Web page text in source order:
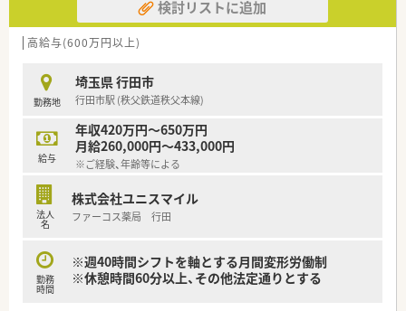
検討リストに追加
高給与(600万円以上)
勤務地
埼玉県 行田市
行田市駅 (秩父鉄道秩父本線)
給与
年収420万円～650万円
月給260,000円～433,000円
※ご経験、年齢等による
法人
名
株式会社ユニスマイル
ファーコス薬局 行田
勤務
時間
※週40時間シフトを軸とする月間変形労働制
※休憩時間60分以上、その他法定通りとする